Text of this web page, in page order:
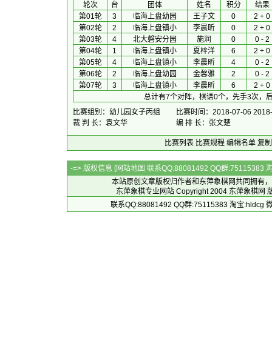
轮次 台 团体 姓名 积分
结果
第01轮
3 临海上盘幼园 王子文 0
2 + 0
第02轮
2 临海上盘镇小 李晨昕 0
2 + 0
第03轮
4 北大磐安分园 施润 0
0 - 2
第04轮
1 临海上盘镇小 夏梓洋 6
2 + 0
第05轮
4 临海上盘镇小 李晨昕 4
0 - 2
第06轮
2 临海上盘幼园 金馨雅 2
0 - 2
第07轮
3 临海上盘镇小 李晨昕 6
2 + 0
总计有7个对阵，棋谱0个，先手3次，
比赛组别：幼儿园女子丙组
比赛时间：2018-07-06
裁 判 长：袁文华
编 排 长：张文楚
比赛列表 比赛规程 编辑名单 复
-=> 版权信息 [网站地图 联系QQ:88081492 QQ群:75115383
本站原创文章版权归作者和 东萍象棋网共同拥有
东萍象棋专业网站 Copyright 2004 东萍象棋网
联系QQ:88081492 QQ群:75115383 淘宝:hldcg